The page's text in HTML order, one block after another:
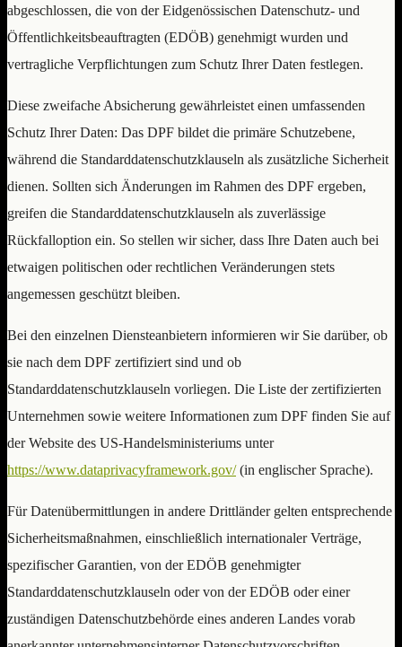
abgeschlossen, die von der Eidgenössischen Datenschutz- und
Öffentlichkeitsbeauftragten (EDÖB) genehmigt wurden und
vertragliche Verpflichtungen zum Schutz Ihrer Daten festlegen.
Diese zweifache Absicherung gewährleistet einen umfassenden
Schutz Ihrer Daten: Das DPF bildet die primäre Schutzebene,
während die Standarddatenschutzklauseln als zusätzliche Sicherheit
dienen. Sollten sich Änderungen im Rahmen des DPF ergeben,
greifen die Standarddatenschutzklauseln als zuverlässige
Rückfalloption ein. So stellen wir sicher, dass Ihre Daten auch bei
etwaigen politischen oder rechtlichen Veränderungen stets
angemessen geschützt bleiben.
Bei den einzelnen Diensteanbietern informieren wir Sie darüber, ob
sie nach dem DPF zertifiziert sind und ob
Standarddatenschutzklauseln vorliegen. Die Liste der zertifizierten
Unternehmen sowie weitere Informationen zum DPF finden Sie auf
der Website des US-Handelsministeriums unter
https://www.dataprivacyframework.gov/(in englischer Sprache).
Für Datenübermittlungen in andere Drittländer gelten entsprechende
Sicherheitsmaßnahmen, einschließlich internationaler Verträge,
spezifischer Garantien, von der EDÖB genehmigter
Standarddatenschutzklauseln oder von der EDÖB oder einer
zuständigen Datenschutzbehörde eines anderen Landes vorab